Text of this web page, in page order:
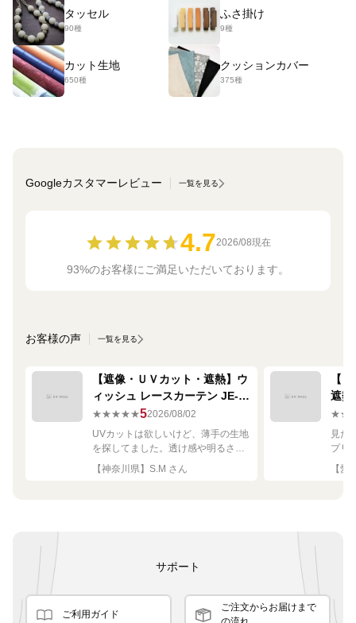
タッセル
90種
ふさ掛け
9種
カット生地
650種
クッションカバー
375種
Googleカスタマーレビュー 一覧を見る
4.72026/08現在
93%のお客様にご満足いただいております。
お客様の声 一覧を見る
【遮像・ＵＶカット・遮熱】ウ
ィッシュ レースカーテン JE-
67249R シルバー
★★★★★52026/08/02
UVカットは欲しいけど、薄手の生地
を探してました。透け感や明るさも
ちょうど良く思った通りで満足で
す。
【神奈川県】S.M さん
【
遮熱
ー
見た
プリ
れい
【愛
サポート
ご利用ガイド
ご注文からお届けまで